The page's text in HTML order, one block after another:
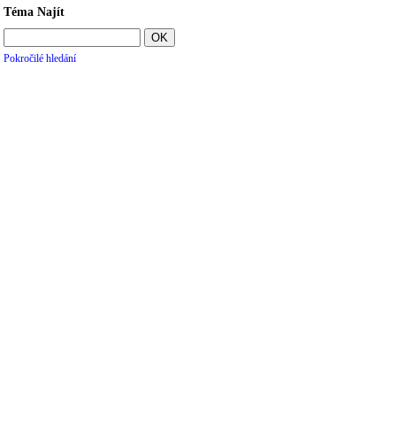
Téma Najít
Pokročilé hledání